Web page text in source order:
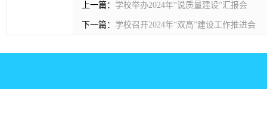
上一篇： 学校举办2024年“说质量建设”汇报会
下一篇： 学校召开2024年“双高”建设工作推进会